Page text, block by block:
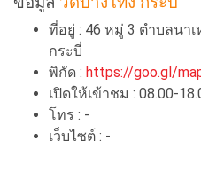
ที่อยู่ : 46 หมู่ 3 ตำบลนา
กระบี่
พิกัด : https://goo.gl/
เปิดให้เข้าชม : 08.00-
โทร : -
เว็บไซต์ : -